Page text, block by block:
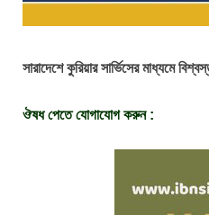
সারাদেশে কুরিয়ার সার্ভিসের মাধ্যমে
ঔষধ পেতে যোগাযোগ করুন :